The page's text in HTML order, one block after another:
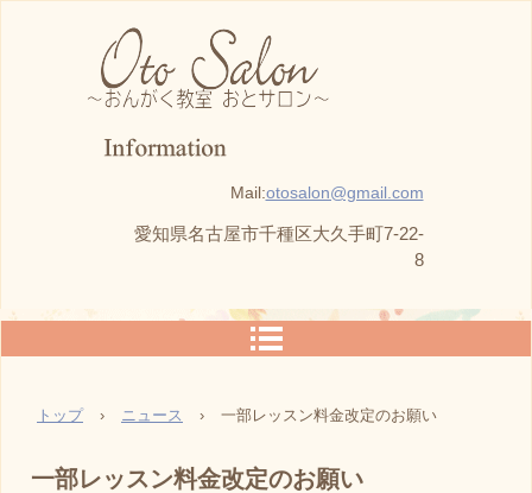
Mail:otosalon@gmail.com
愛知県名古屋市千種区大久手町7-22-
8
トップ › ニュース › 一部レッスン料金改定のお願い
一部レッスン料金改定のお願い